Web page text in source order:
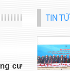
cư
TIN